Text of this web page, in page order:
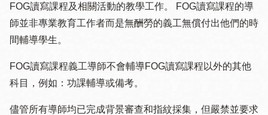
FOG讀寫課程及相關活動的教學工作。 FOG讀寫課程的導
師並非專業教育工作者而是無酬勞的義工無償付出他們的時
間輔導學生。
FOG讀寫課程義工導師不會輔導FOG讀寫課程以外的其他
科目，例如：功課輔導或備考。
儘管所有導師均已完成背景審查和指紋採集，但嚴禁並要求